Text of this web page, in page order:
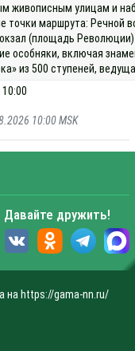
живописным улицам и
точки маршрута: Речной
(площадь Революции)
особняки, включая
из 500 ступеней,
10:00 MSK
Давайте дружить!
на https://gama-nn.ru/